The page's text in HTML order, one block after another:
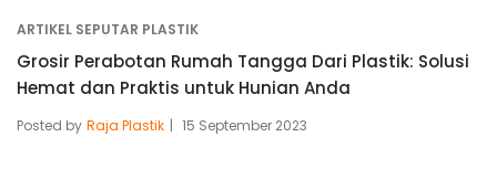
ARTIKEL SEPUTAR PLASTIK
Grosir Perabotan Rumah Tangga Dari Plastik: Solusi
Hemat dan Praktis untuk Hunian Anda
Posted by Raja Plastik 15 September 2023